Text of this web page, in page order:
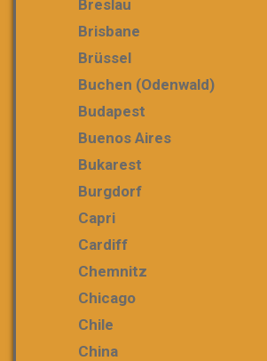
Breslau
Brisbane
Brüssel
Buchen (Odenwald)
Budapest
Buenos Aires
Bukarest
Burgdorf
Capri
Cardiff
Chemnitz
Chicago
Chile
China